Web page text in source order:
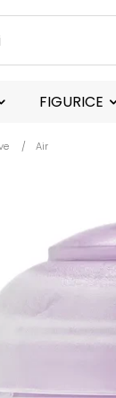
FIGURICE
Air